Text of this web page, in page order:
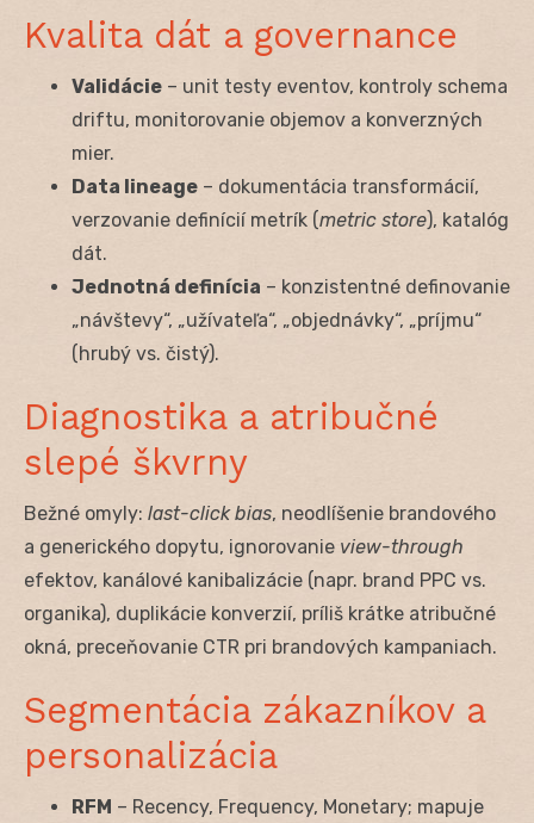
Kvalita dát a governance
Validácie – unit testy eventov, kontroly schema
driftu, monitorovanie objemov a konverzných
mier.
Data lineage – dokumentácia transformácií,
verzovanie definícií metrík (metric store), katalóg
dát.
Jednotná definícia – konzistentné definovanie
„návštevy“, „užívateľa“, „objednávky“, „príjmu“
(hrubý vs. čistý).
Diagnostika a atribučné
slepé škvrny
Bežné omyly: last-click bias, neodlíšenie brandového
a generického dopytu, ignorovanie view-through
efektov, kanálové kanibalizácie (napr. brand PPC vs.
organika), duplikácie konverzií, príliš krátke atribučné
okná, preceňovanie CTR pri brandových kampaniach.
Segmentácia zákazníkov a
personalizácia
RFM – Recency, Frequency, Monetary; mapuje